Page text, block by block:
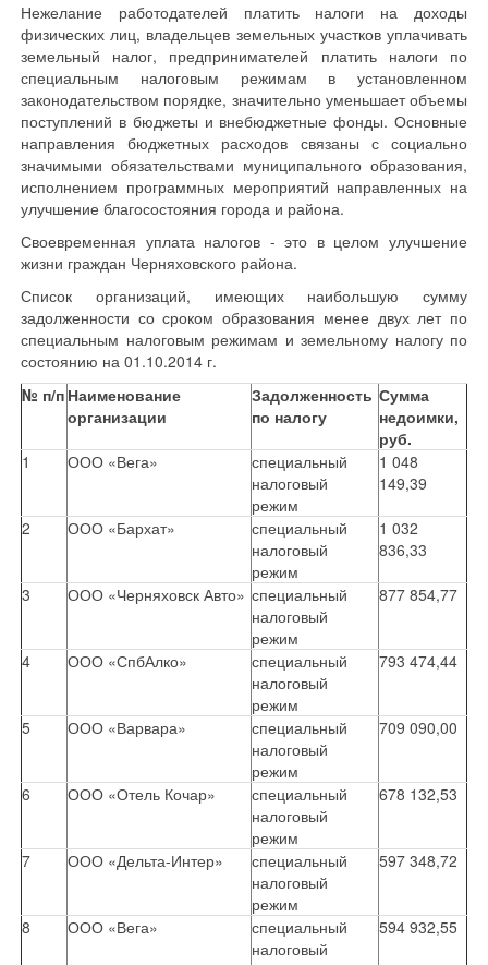
Нежелание работодателей платить налоги на доходы
физических лиц, владельцев земельных участков уплачивать
земельный налог, предпринимателей платить налоги по
специальным налоговым режимам в установленном
законодательством порядке, значительно уменьшает объемы
поступлений в бюджеты и внебюджетные фонды. Основные
направления бюджетных расходов связаны с социально
значимыми обязательствами муниципального образования,
исполнением программных мероприятий направленных на
улучшение благосостояния города и района.
Своевременная уплата налогов - это в целом улучшение
жизни граждан Черняховского района.
Список организаций, имеющих наибольшую сумму
задолженности со сроком образования менее двух лет по
специальным налоговым режимам и земельному налогу по
состоянию на 01.10.2014 г.
№ п/п Наименование
организации
Задолженность
по налогу
Сумма
недоимки,
руб.
1
ООО «Вега»
специальный
налоговый
режим
1 048
149,39
2 ООО «Бархат»
специальный
налоговый
режим
1 032
836,33
3 ООО «Черняховск Авто» специальный
налоговый
режим
877 854,77
4 ООО «СпбАлко»
специальный
налоговый
режим
793 474,44
5 ООО «Варвара»
специальный
налоговый
режим
709 090,00
6 ООО «Отель Кочар»
специальный
налоговый
режим
678 132,53
7 ООО «Дельта-Интер»
специальный
налоговый
режим
597 348,72
8 ООО «Вега»
специальный
налоговый
594 932,55